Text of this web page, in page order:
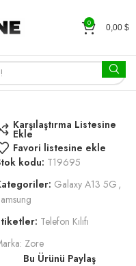
0
0,00 $
Karşılaştırma Listesine
Ekle
Favori listesine ekle
kodu: T19695
Galaxy A13 5G ,
Telefon Kılıfı
Zore
Bu Ürünü Paylaş